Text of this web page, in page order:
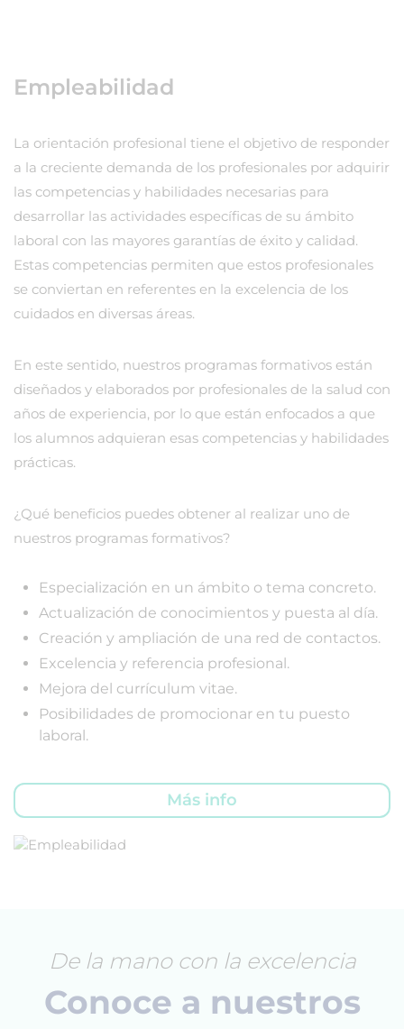
Empleabilidad
La orientación profesional tiene el objetivo de responder
a la creciente demanda de los profesionales por adquirir
las competencias y habilidades necesarias para
desarrollar las actividades específicas de su ámbito
laboral con las mayores garantías de éxito y calidad.
Estas competencias permiten que estos profesionales
se conviertan en referentes en la excelencia de los
cuidados en diversas áreas.
En este sentido, nuestros programas formativos están
diseñados y elaborados por profesionales de la salud con
años de experiencia, por lo que están enfocados a que
los alumnos adquieran esas competencias y habilidades
prácticas.
¿Qué beneficios puedes obtener al realizar uno de
nuestros programas formativos?
Especialización en un ámbito o tema concreto.
Actualización de conocimientos y puesta al día.
Creación y ampliación de una red de contactos.
Excelencia y referencia profesional.
Mejora del currículum vitae.
Posibilidades de promocionar en tu puesto
laboral.
Más info
De la mano con la excelencia
Conoce a nuestros